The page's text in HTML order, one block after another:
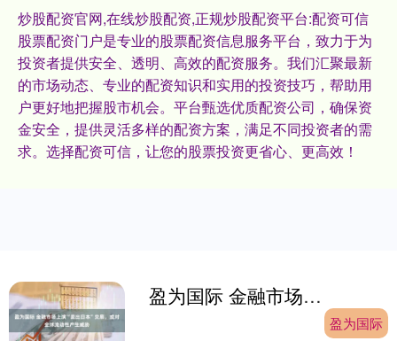
炒股配资官网,在线炒股配资,正规炒股配资平台:配资可信
股票配资门户是专业的股票配资信息服务平台，致力于为
投资者提供安全、透明、高效的配资服务。我们汇聚最新
的市场动态、专业的配资知识和实用的投资技巧，帮助用
户更好地把握股市机会。平台甄选优质配资公司，确保资
金安全，提供灵活多样的配资方案，满足不同投资者的需
求。选择配资可信，让您的股票投资更省心、更高效！
盈为国际 金融市场上演“卖出日本”交易，或对全球流动性产生威胁
盈为国际